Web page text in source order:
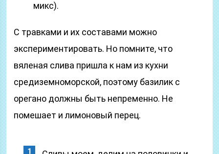
микс).
С травками и их составами можно
экспериментировать. Но помните, что
вяленая слива пришла к нам из кухни
средиземноморской, поэтому базилик с
орегано должны быть непременно. Не
помешает и лимоновый перец.